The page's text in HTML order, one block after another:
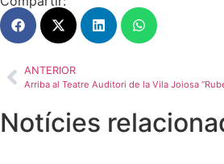
ANTERIOR
Arriba al Teatre Auditori de la Vila Joiosa
Notícies